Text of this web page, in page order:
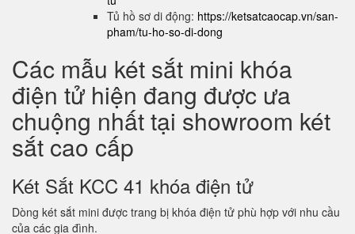
Tủ hồ sơ di động: https://ketsatcaocap.vn/san-
pham/tu-ho-so-di-dong
Các mẫu két sắt mini khóa
điện tử hiện đang được ưa
chuộng nhất tại showroom két
sắt cao cấp
Két Sắt KCC 41 khóa điện tử
Dòng két sắt mini được trang bị khóa điện tử phù hợp với nhu cầu
của các gia đình.